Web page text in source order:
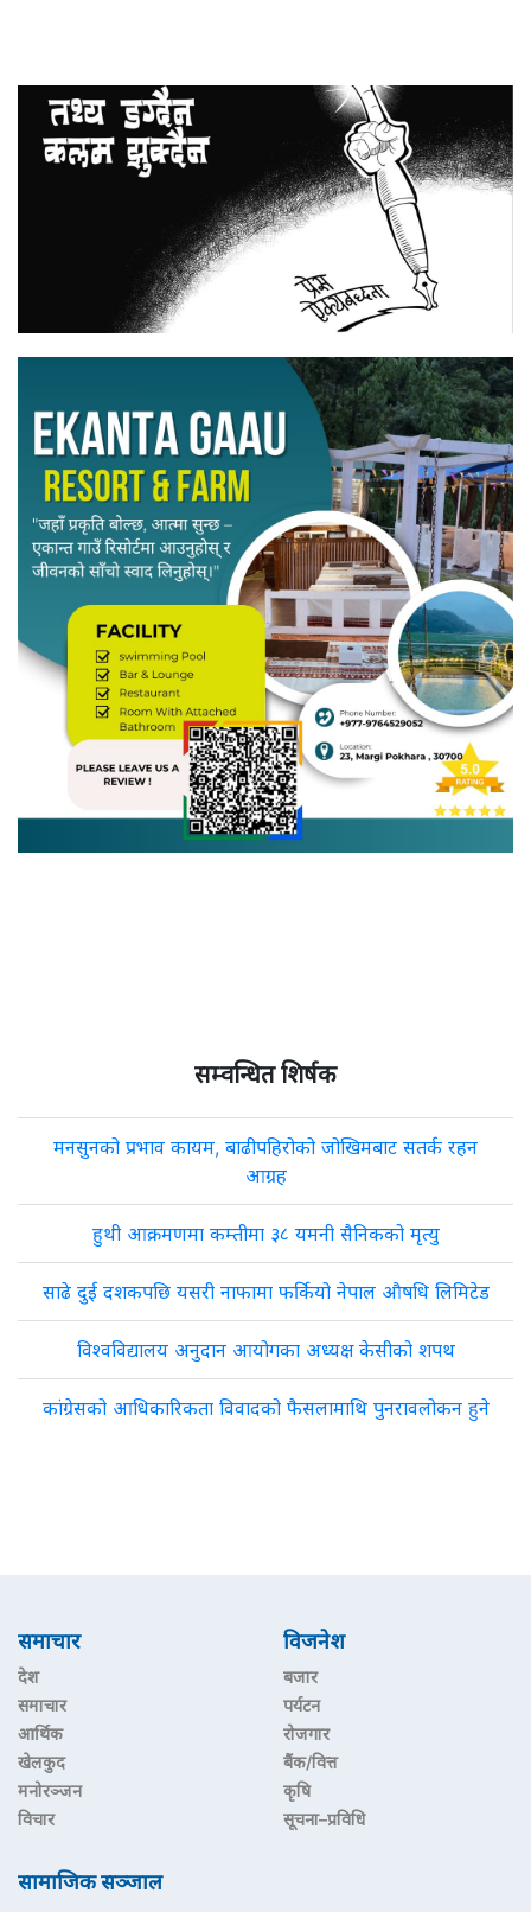
सम्वन्धित शिर्षक
मनसुनको प्रभाव कायम, बाढीपहिरोको जोखिमबाट सतर्क रहन
आग्रह
हुथी आक्रमणमा कम्तीमा ३८ यमनी सैनिकको मृत्यु
साढे दुई दशकपछि यसरी नाफामा फर्कियो नेपाल औषधि लिमिटेड
विश्वविद्यालय अनुदान आयोगका अध्यक्ष केसीको शपथ
कांग्रेसको आधिकारिकता विवादको फैसलामाथि पुनरावलोकन हुने
समाचार
देश
समाचार
आर्थिक
खेलकुद
मनोरञ्जन
विचार
विजनेश
बजार
पर्यटन
रोजगार
बैंक/वित्त
कृषि
सूचना–प्रविधि
सामाजिक सञ्जाल